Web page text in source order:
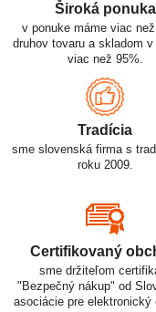
Široká ponuka
v ponuke máme viac
druhov tovaru a skladom v
viac než 95%.
Tradícia
sme slovenská firma s
roku 2009.
Certifikovaný
sme držiteľom
"Bezpečný nákup" od
asociácie pre elektronický